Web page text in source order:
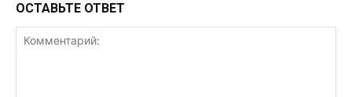
ОСТАВЬТЕ ОТВЕТ